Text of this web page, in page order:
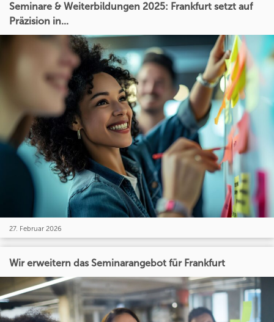
Seminare & Weiterbildungen 2025: Frankfurt setzt auf
Präzision in...
27. Februar 2026
Wir erweitern das Seminarangebot für Frankfurt